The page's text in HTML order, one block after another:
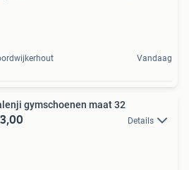
Vandaag
gymschoenen maat 32
Details